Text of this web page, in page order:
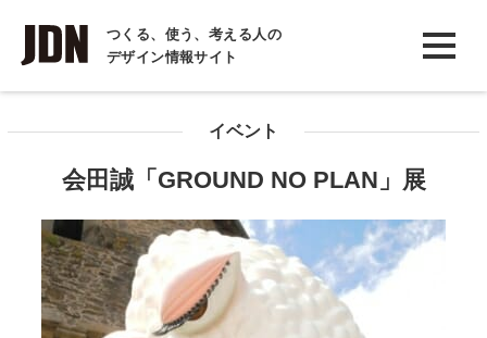
つくる、使う、考える人の
デザイン情報サイト
INTERVIEW
インタビュー
コラム
イベント
会田誠「GROUND NO PLAN」展